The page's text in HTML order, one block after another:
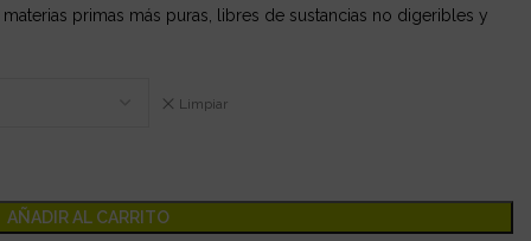
primas más puras, libres de sustancias no digeribles y
Limpiar
AÑADIR AL CARRITO